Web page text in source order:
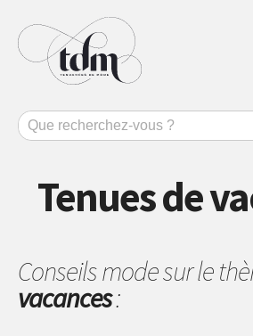
Tenues de
Conseils mode sur le
vacances: